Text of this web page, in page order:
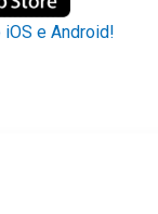
e Android!